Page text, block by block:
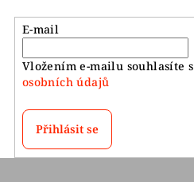
E-mail
Vložením e-mailu souhlasíte s
osobních údajů
Přihlásit se